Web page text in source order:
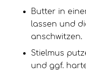
Butter in
lassen und
anschwitzen.
Stielmus
und ggf.